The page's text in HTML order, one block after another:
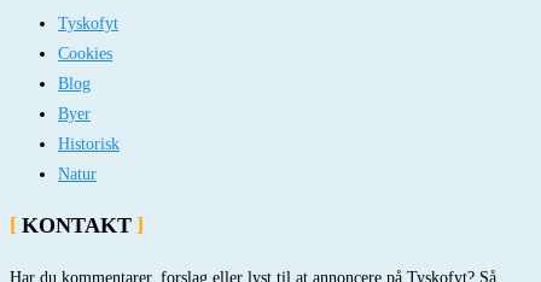
Tyskofyt
Cookies
Blog
Byer
Historisk
Natur
KONTAKT
Har du kommentarer, forslag eller lyst til at annoncere på Tyskofyt? Så